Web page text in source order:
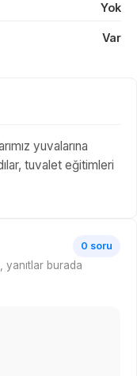
Yok
Var
yuvalarına
tuvalet eğitimleri
0 soru
yanıtlar burada